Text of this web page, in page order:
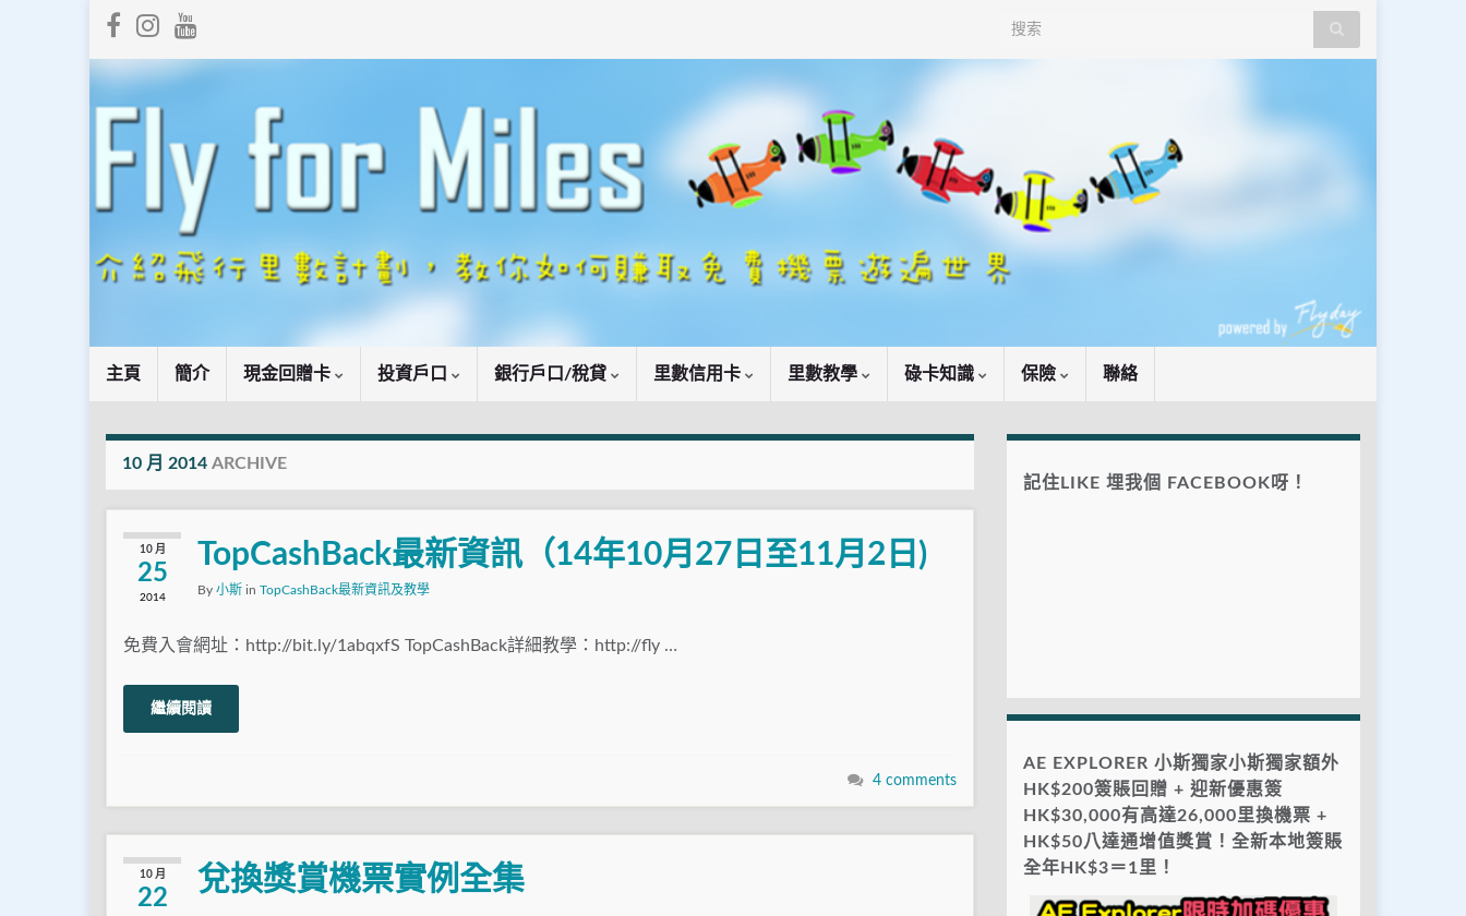
Search for:
主頁 簡介 現金回贈卡 投資戶口 銀行戶口/稅貸 里數信用卡 里數教學 碌卡知識 保險 聯絡
10 月 2014 ARCHIVE
10 月
25
2014
TopCashBack最新資訊（14年10月27日至11月2日)
By 小斯 in TopCashBack最新資訊及教學
免費入會網址：http://bit.ly/1abqxfS TopCashBack詳細教學：http://fly …
繼續閱讀
4 comments
10 月
22
兌換獎賞機票實例全集
記住LIKE 埋我個 FACEBOOK呀！
AE EXPLORER 小斯獨家小斯獨家額外
HK$200簽賬回贈 + 迎新優惠簽
HK$30,000有高達26,000里換機票 +
HK$50八達通增值獎賞！全新本地簽賬
全年HK$3＝1里！